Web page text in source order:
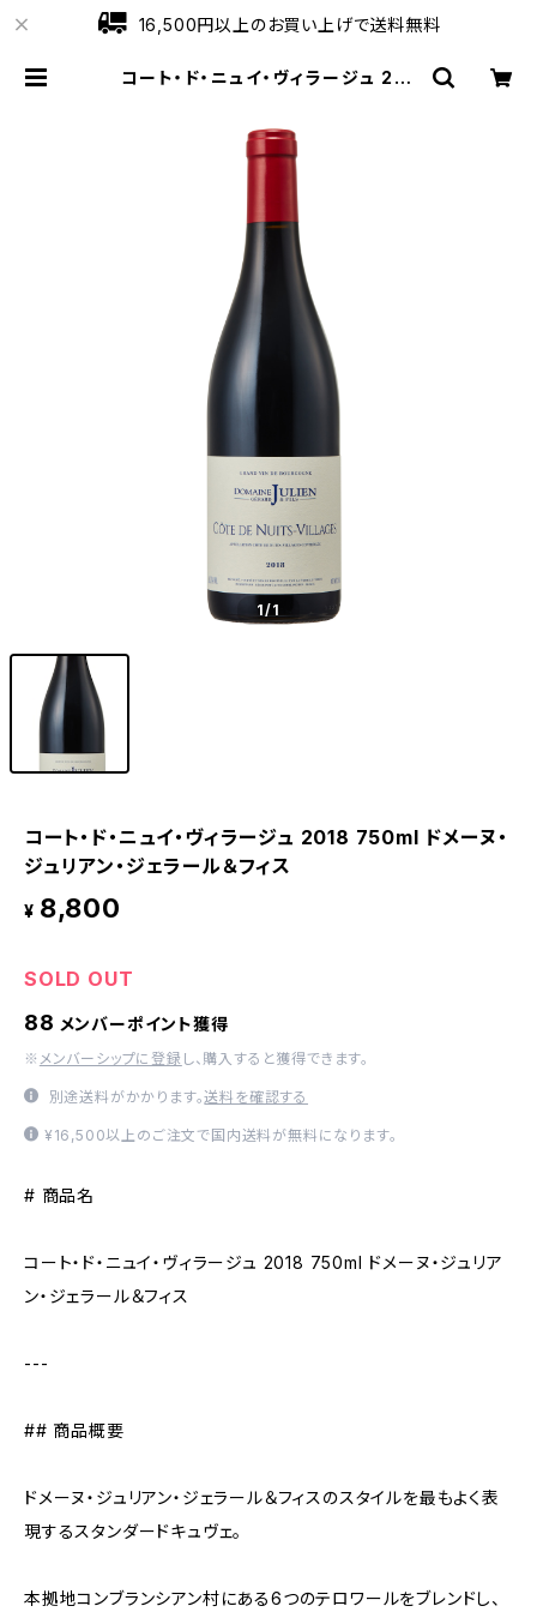
16,500円以上のお買い上げで送料無料
コート・ド・ニュイ・ヴィラージュ 201
ブ
1/1
コート・ド・ニュイ・ヴィラージュ 2018 750ml ドメーヌ・
ジュリアン・ジェラール＆フィス
¥ 8,800
SOLD OUT
88 メンバーポイント獲得
※ メンバーシップに登録 し、購入すると獲得できます。
別途送料がかかります。送料を確認する
¥16,500以上のご注文で国内送料が無料になります。
# 商品名
コート・ド・ニュイ・ヴィラージュ 2018 750ml ドメーヌ・ジュリア
ン・ジェラール＆フィス
---
## 商品概要
ドメーヌ・ジュリアン・ジェラール＆フィスのスタイルを最もよく表
現するスタンダードキュヴェ。
本拠地コンブランシアン村にある6つのテロワールをブレンドし、